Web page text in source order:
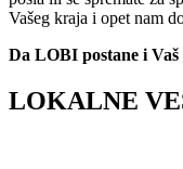
Vašeg kraja i opet nam
Da LOBI postane i
LOKALNE